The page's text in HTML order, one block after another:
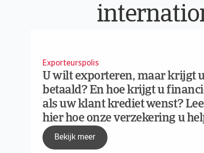
Exporteurspolis
U wilt exporteren, maar krijgt
betaald? En hoe krijgt u
als uw klant krediet wenst?
hier hoe onze verzekering u
Bekijk meer